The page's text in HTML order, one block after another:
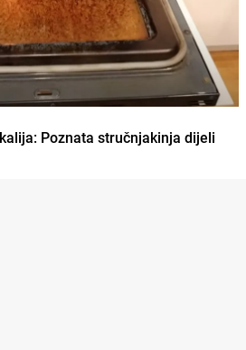
Poznata stručnjakinja dijeli